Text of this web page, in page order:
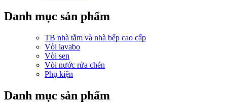
Danh mục sản phẩm
TB nhà tắm và nhà bếp cao cấp
Vòi lavabo
Vòi sen
Vòi nước rửa chén
Phụ kiện
Danh mục sản phẩm